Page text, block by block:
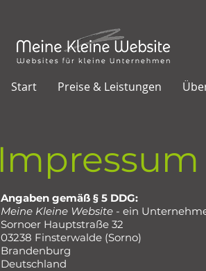
Start Preise & Leistungen
Impressum
Angaben gemäß § 5 DDG:
Meine Kleine Website - ein
Sornoer Hauptstraße 32
​03238 Finsterwalde (Sorno)
Brandenburg
Deutschland